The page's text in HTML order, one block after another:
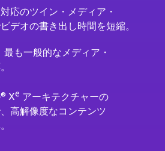
のツイン ・メ デ ィ ア ・
デ オの書き出し時 間 を短 縮。
も一般的なメ デ ィ ア ・
® Xe アーキテクチャーの
高解像度なコ ン テ ン ツ